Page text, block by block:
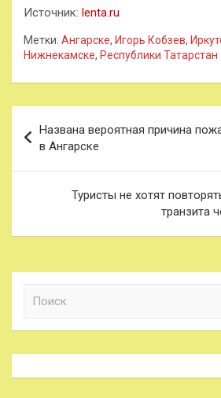
Источник: lenta.ru
Метки: Ангарске, Игорь Кобзев,
Нижнекамске, Республики Татарстан
по
записям
Названа вероятная причина
в Ангарске
Туристы не хотят
транзита
к